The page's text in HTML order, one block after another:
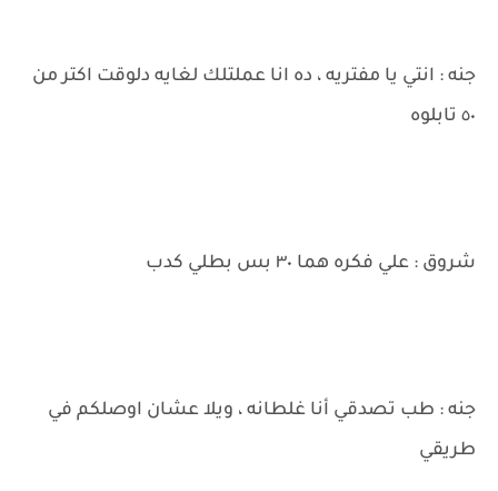
جنه : انتي يا مفتريه ، ده انا عملتلك لغايه دلوقت اكتر من
٥٠ تابلوه
شروق : علي فكره هما ٣٠ بس بطلي كدب
جنه : طب تصدقي أنا غلطانه ، ويلا عشان اوصلكم في
طريقي